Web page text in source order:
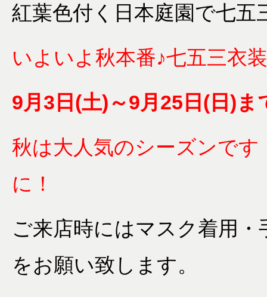
紅葉色付く日本庭園で七
いよいよ秋本番♪七五三衣
9月3日(土)～9月25日(日)ま
秋は大人気のシーズンで
に！
ご来店時にはマスク着用
をお願い致します。